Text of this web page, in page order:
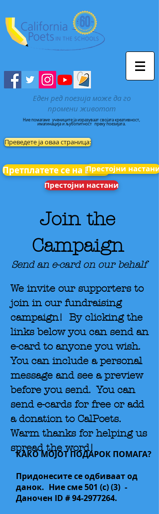
Еден ред поезија може да го
промени животот
Ние помагаме учениците ја изразуваат својата креативност,
имагинација и љубопитност преку поезијата.
Преведете ја оваа страница:
Претплатете се на ВестиПрестојни настани
Престојни настани
Join the
Campaign
Send an e-card on our behalf
We invite our supporters to
join in our fundraising
campaign! By clicking the
links below you can send an
e-card to anyone you wish.
You can include a personal
message and see a preview
before you send. You can
send e-cards for free or add
a donation to CalPoets.
Warm thanks for helping us
spread the word!
КАКО МОЈОТ ПОДАРОК ПОМАГА?
Придонесите се одбиваат од
данок. Ние сме 501 (c) (3) -
Даночен ID #94-2977264.